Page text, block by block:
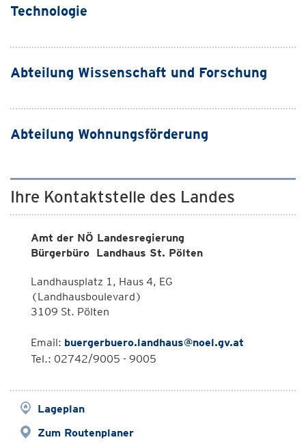
Technologie
Abteilung Wissenschaft und Forschung
Abteilung Wohnungsförderung
Ihre Kontaktstelle des Landes
Amt der NÖ Landesregierung
Bürgerbüro Landhaus St. Pölten
Landhausplatz 1, Haus 4, EG
(Landhausboulevard)
3109 St. Pölten
Email: buergerbuero.landhaus@noel.gv.at
Tel.: 02742/9005 - 9005
Lageplan
Zum Routenplaner